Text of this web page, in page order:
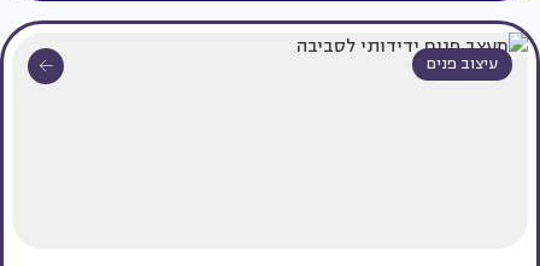
עיצוב פנים